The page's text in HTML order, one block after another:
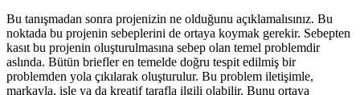
Bu tanışmadan sonra projenizin ne olduğunu açıklamalısınız. Bu
noktada bu projenin sebeplerini de ortaya koymak gerekir. Sebepten
kasıt bu projenin oluşturulmasına sebep olan temel problemdir
aslında. Bütün briefler en temelde doğru tespit edilmiş bir
problemden yola çıkılarak oluşturulur. Bu problem iletişimle,
markayla, işle ya da kreatif tarafla ilgili olabilir. Bunu ortaya